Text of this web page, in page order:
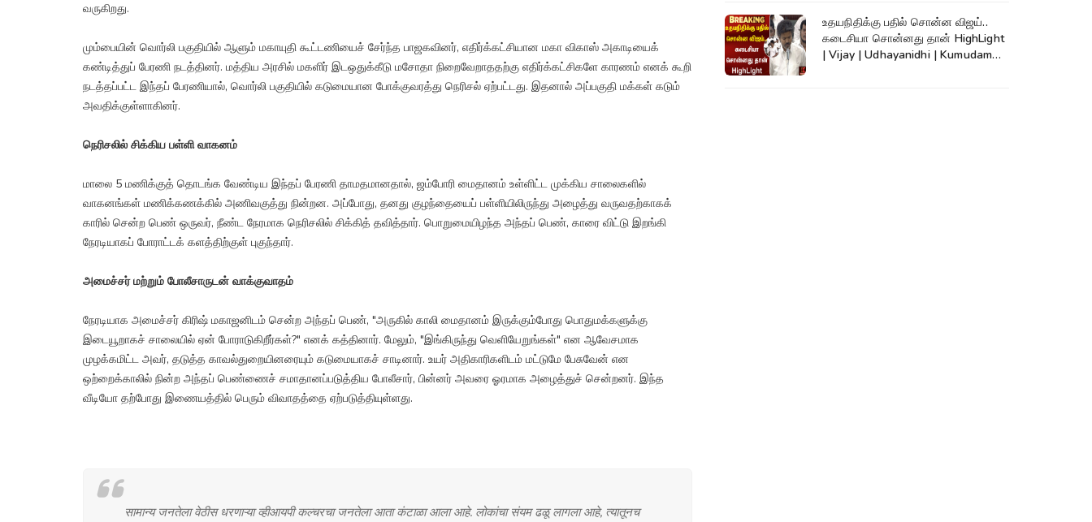
வருகிறது.
மும்பையின் வொர்லி பகுதியில் ஆளும் மகாயுதி கூட்டணியைச் சேர்ந்த பாஜகவினர், எதிர்க்கட்சியான மகா விகாஸ் அகாடியைக்
கண்டித்துப் பேரணி நடத்தினர். மத்திய அரசில் மகளிர் இடஒதுக்கீடு மசோதா நிறைவேறாததற்கு எதிர்க்கட்சிகளே காரணம் எனக் கூறி
நடத்தப்பட்ட இந்தப் பேரணியால், வொர்லி பகுதியில் கடுமையான போக்குவரத்து நெரிசல் ஏற்பட்டது. இதனால் அப்பகுதி மக்கள் கடும்
அவதிக்குள்ளாகினர்.
நெரிசலில் சிக்கிய பள்ளி வாகனம்
மாலை 5 மணிக்குத் தொடங்க வேண்டிய இந்தப் பேரணி தாமதமானதால், ஜம்போரி மைதானம் உள்ளிட்ட முக்கிய சாலைகளில்
வாகனங்கள் மணிக்கணக்கில் அணிவகுத்து நின்றன. அப்போது, தனது குழந்தையைப் பள்ளியிலிருந்து அழைத்து வருவதற்காகக்
காரில் சென்ற பெண் ஒருவர், நீண்ட நேரமாக நெரிசலில் சிக்கித் தவித்தார். பொறுமையிழந்த அந்தப் பெண், காரை விட்டு இறங்கி
நேரடியாகப் போராட்டக் களத்திற்குள் புகுந்தார்.
அமைச்சர் மற்றும் போலீசாருடன் வாக்குவாதம்
நேரடியாக அமைச்சர் கிரிஷ் மகாஜனிடம் சென்ற அந்தப் பெண், "அருகில் காலி மைதானம் இருக்கும்போது பொதுமக்களுக்கு
இடையூறாகச் சாலையில் ஏன் போராடுகிறீர்கள்?" எனக் கத்தினார். மேலும், "இங்கிருந்து வெளியேறுங்கள்" என ஆவேசமாக
முழக்கமிட்ட அவர், தடுத்த காவல்துறையினரையும் கடுமையாகச் சாடினார். உயர் அதிகாரிகளிடம் மட்டுமே பேசுவேன் என
ஒற்றைக்காலில் நின்ற அந்தப் பெண்ணைச் சமாதானப்படுத்திய போலீசார், பின்னர் அவரை ஓரமாக அழைத்துச் சென்றனர். இந்த
வீடியோ தற்போது இணையத்தில் பெரும் விவாதத்தை ஏற்படுத்தியுள்ளது.
सामान्य जनतेला वेठीस धरणाऱ्या व्हीआयपी कल्चरचा जनतेला आता कंटाळा आला आहे. लोकांचा संयम ढळू लागला आहे, त्यातूनच
உதயநிதிக்கு பதில் சொன்ன விஜய்..
கடைசியா சொன்னது தான் HighLight
| Vijay | Udhayanidhi | Kumudam